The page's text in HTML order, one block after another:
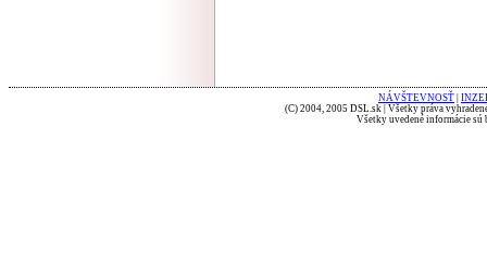
NÁVŠTEVNOSŤ
(C) 2004, 2005 DSL.sk | Všetky práva
Všetky uvedené informácie sú